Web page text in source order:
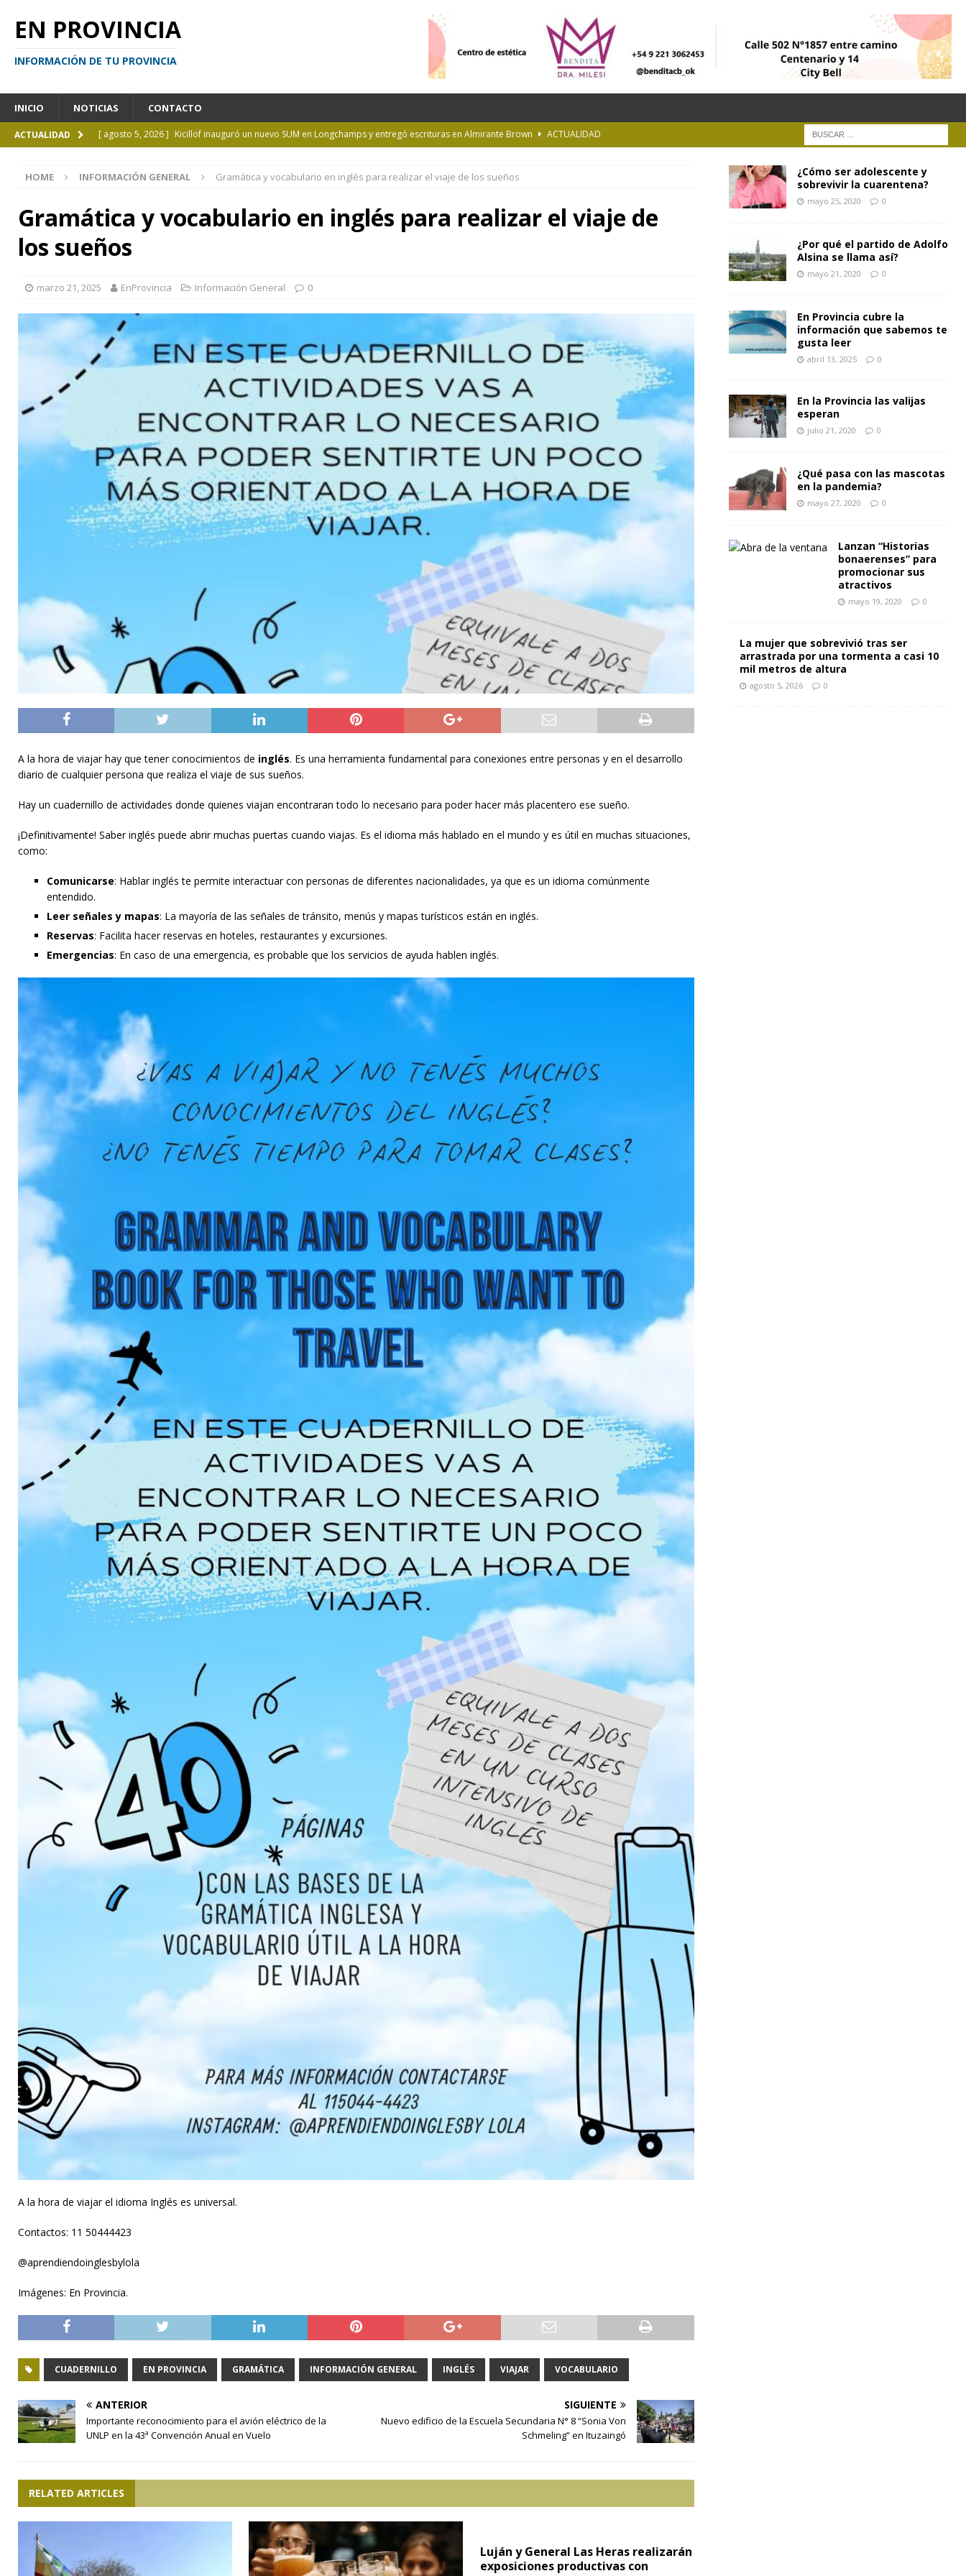
EN PROVINCIA
INFORMACIÓN DE TU PROVINCIA
INICIO NOTICIAS CONTACTO
ACTUALIDAD [ agosto 5, 2026 ] Kicillof inauguró un nuevo SUM en Longchamps y entregó escrituras en Almirante Brown
ACTUALIDAD
[ agosto 4, 2026 ] La UCALP abre la inscripción para la Diplomatura en Trasplante y Ablación de Órganos y Tejidos
GENERAL
[ agosto 4, 2026 ]
Personas perdidas en la Provincia de Buenos Aires
INFORMACIÓN GENERAL
[ agosto 5, 2026 ]
HOME INFORMACIÓN GENERAL Gramática y vocabulario en inglés para realizar el viaje de los sueños
Gramática y vocabulario en inglés para realizar el viaje de
los sueños
marzo 21, 2025 EnProvincia Información General 0
A la hora de viajar hay que tener conocimientos de inglés. Es una herramienta fundamental para conexiones entre personas y en el desarrollo
diario de cualquier persona que realiza el viaje de sus sueños.
Hay un cuadernillo de actividades donde quienes viajan encontraran todo lo necesario para poder hacer más placentero ese sueño.
¡Definitivamente! Saber inglés puede abrir muchas puertas cuando viajas. Es el idioma más hablado en el mundo y es útil en muchas situaciones,
como:
Comunicarse: Hablar inglés te permite interactuar con personas de diferentes nacionalidades, ya que es un idioma comúnmente
entendido.
Leer señales y mapas: La mayoría de las señales de tránsito, menús y mapas turísticos están en inglés.
Reservas: Facilita hacer reservas en hoteles, restaurantes y excursiones.
Emergencias: En caso de una emergencia, es probable que los servicios de ayuda hablen inglés.
A la hora de viajar el idioma Inglés es universal.
Contactos: 11 50444423
@aprendiendoinglesbylola
Imágenes: En Provincia.
CUADERNILLO EN PROVINCIA GRAMÁTICA INFORMACIÓN GENERAL INGLÉS VIAJAR VOCABULARIO
ANTERIOR
Importante reconocimiento para el avión eléctrico de la
UNLP en la 43ª Convención Anual en Vuelo
SIGUIENTE
Nuevo edificio de la Escuela Secundaria N° 8 “Sonia Von
Schmeling” en Ituzaingó
RELATED ARTICLES
Luján y General Las Heras realizarán
exposiciones productivas con
¿Cómo ser adolescente y
sobrevivir la cuarentena?
mayo 25, 2020 0
¿Por qué el partido de Adolfo
Alsina se llama así?
mayo 21, 2020 0
En Provincia cubre la
información que sabemos te
gusta leer
abril 13, 2025 0
En la Provincia las valijas
esperan
julio 21, 2020 0
¿Qué pasa con las mascotas
en la pandemia?
mayo 27, 2020 0
Lanzan “Historias
bonaerenses” para
promocionar sus
atractivos
mayo 19, 2020 0
La mujer que sobrevivió tras ser
arrastrada por una tormenta a casi 10
mil metros de altura
agosto 5, 2026 0